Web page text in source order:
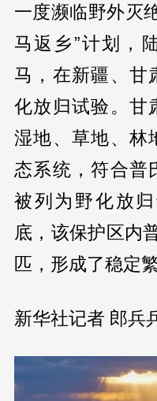
一度濒临野外灭
马返乡”计划，
马，在新疆、甘
化放归试验。甘
湿地、草地、林
态系统，符合普
被列为野化放
底，该保护区内
匹，形成了稳定
新华社记者 郎兵